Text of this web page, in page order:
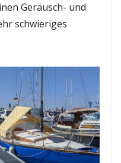
Geräusch- und
schwieriges